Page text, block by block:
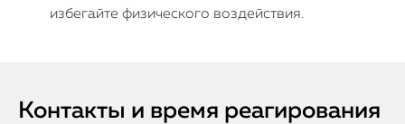
избегайте физического воздействия.
Контакты и время реагирования